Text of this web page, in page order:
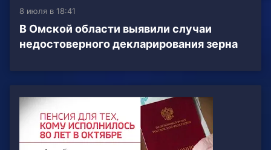
8 июля в 18:41
В Омской области выявили случаи
недостоверного декларирования зерна